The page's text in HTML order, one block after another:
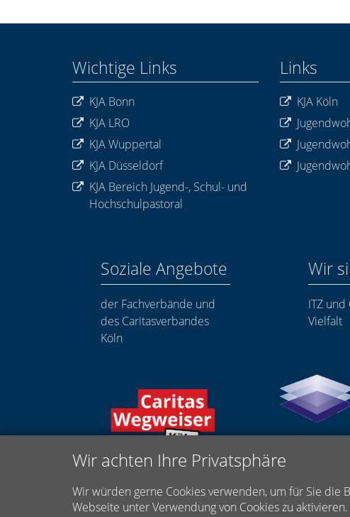
Wir achten Ihre Privatsphäre
Wir würden gerne Cookies verwenden, um für Sie die
Webseite unter Verwendung von Cookies zu
Wichtige Links
KJA Bonn
KJA LRO
KJA Wuppertal
KJA Düsseldorf
KJA Bereich Jugend-, Schul- und
Hochschulpastoral
Links
KJA Köln
Soziale Angebote
der Fachverbände und
des Caritasverbandes
Köln
Wir
ITZ und
Vielfalt